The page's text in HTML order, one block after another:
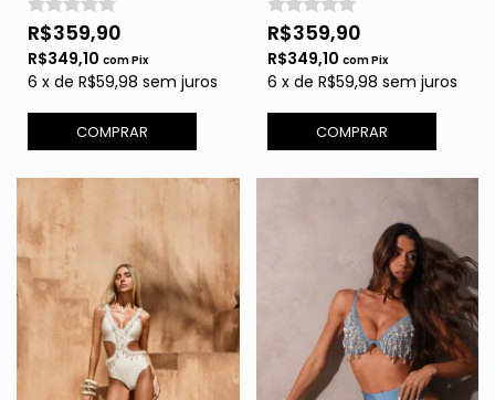
R$359,90
R$349,10 comPix
6 x de R$59,98 sem juros
COMPRAR
R$359,90
R$349,10 comPix
6 x de R$59,98 sem juros
COMPRAR